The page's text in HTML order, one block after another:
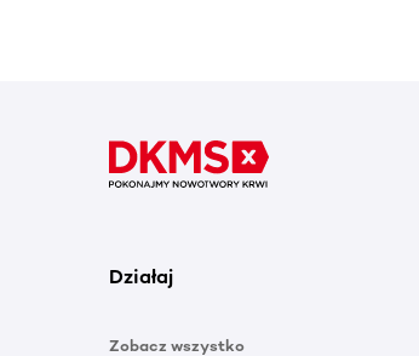
Działaj
Zobacz wszystko